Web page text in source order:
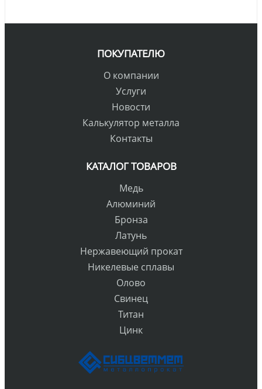
ПОКУПАТЕЛЮ
О компании
Услуги
Новости
Калькулятор металла
Контакты
КАТАЛОГ ТОВАРОВ
Медь
Алюминий
Бронза
Латунь
Нержавеющий прокат
Никелевые сплавы
Олово
Свинец
Титан
Цинк